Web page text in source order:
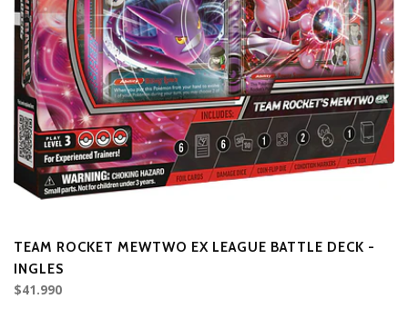
TEAM ROCKET MEWTWO EX LEAGUE BATTLE DECK -
INGLES
$41.990